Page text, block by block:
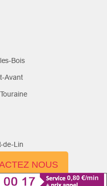
NOUS
Bois
Avant
de-Lin